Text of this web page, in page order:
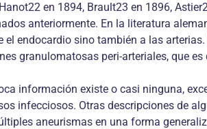
en 1894, Brault23 en 1896,
anteriormente. En la literatura
endocardio sino también a las
granulomatosas peri-arteriales, que
información existe o casi ninguna,
infecciosos. Otras descripciones de
aneurismas en una forma